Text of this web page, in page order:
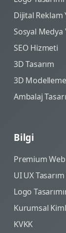
Dijital Reklam
Sosyal Medya
SEO Hizmeti
3D Tasarım
3D Modelleme
Ambalaj
Bilgi
Premium Web
UI UX
Logo
Kurumsal
KVKK